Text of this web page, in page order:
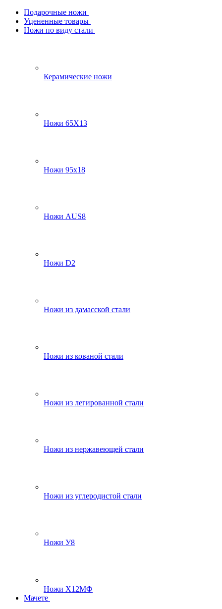
Подарочные ножи
Уцененные товары
Ножи по виду стали
Керамические ножи
Ножи 65Х13
Ножи 95х18
Ножи AUS8
Ножи D2
Ножи из дамасской стали
Ножи из кованой стали
Ножи из легированной стали
Ножи из нержавеющей стали
Ножи из углеродистой стали
Ножи У8
Ножи Х12МФ
Мачете